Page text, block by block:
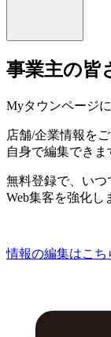
事業主の皆
Myタウンページ
店舗/企業情報を
自身で編集できま
無料登録で、いつ
Web集客を強化し
情報の編集はこち